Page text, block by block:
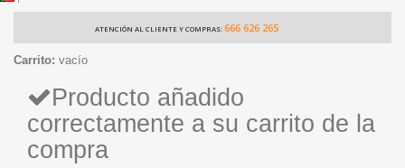
ATENCIÓN AL CLIENTE Y COMPRAS: 666 626 265
Carrito: vacío
Producto añadido
correctamente a su carrito de la
compra